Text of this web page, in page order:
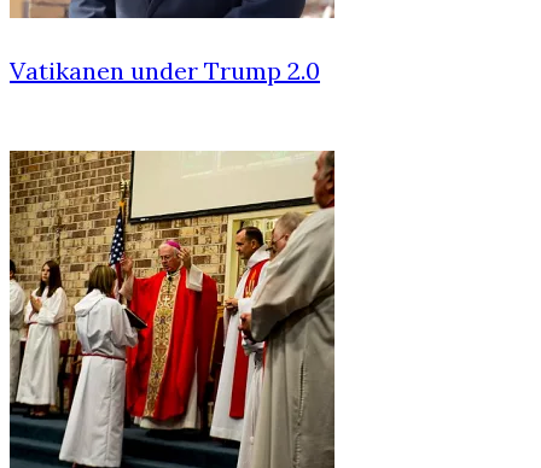
Vatikanen under Trump 2.0